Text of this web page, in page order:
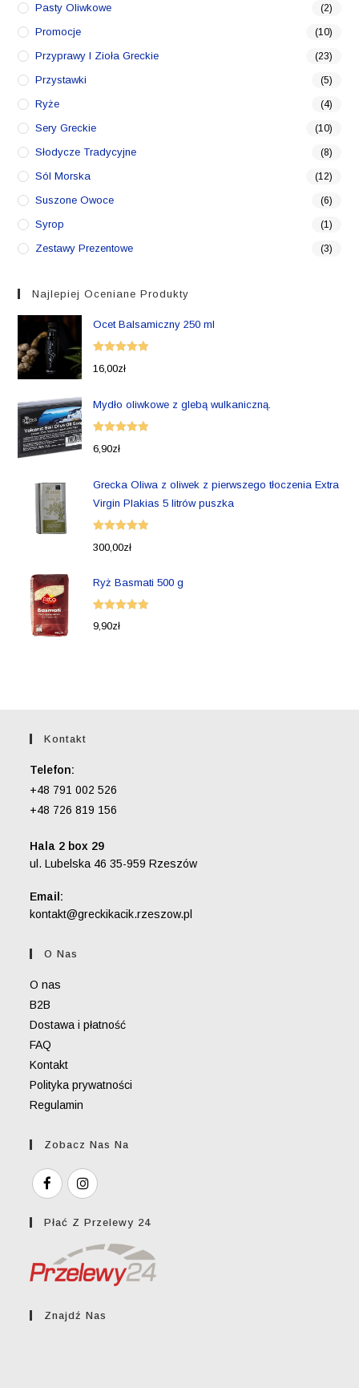
Pasty Oliwkowe (2)
Promocje (10)
Przyprawy I Zioła Greckie (23)
Przystawki (5)
Ryże (4)
Sery Greckie (10)
Słodycze Tradycyjne (8)
Sól Morska (12)
Suszone Owoce (6)
Syrop (1)
Zestawy Prezentowe (3)
Najlepiej Oceniane Produkty
Ocet Balsamiczny 250 ml
Oceniono
16,00zł
Mydło oliwkowe z glebą wulkaniczną.
Oceniono
6,90zł
Grecka Oliwa z oliwek z pierwszego tłoczenia Extra
Virgin Plakias 5 litrów puszka
Oceniono
300,00zł
Ryż Basmati 500 g
Oceniono
9,90zł
Kontakt
Telefon:
+48 791 002 526
+48 726 819 156
Hala 2 box 29
ul. Lubelska 46 35-959 Rzeszów
Email:
kontakt@greckikacik.rzeszow.pl
O Nas
O nas
B2B
Dostawa i płatność
FAQ
Kontakt
Polityka prywatności
Regulamin
Zobacz Nas Na
Płać Z Przelewy 24
Znajdź Nas